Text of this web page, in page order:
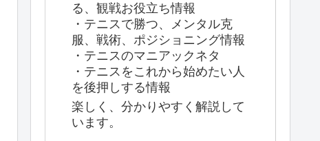
る、観戦お役立ち情報
・テニスで勝つ、メンタル克
服、戦術、ポジショニング情報
・テニスのマニアックネタ
・テニスをこれから始めたい人
を後押しする情報
楽しく、分かりやすく解説して
います。